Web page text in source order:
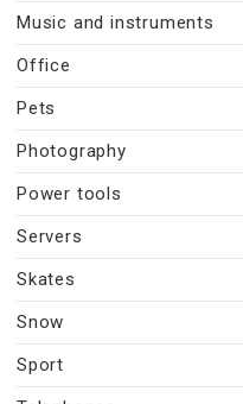
Music and instruments
Office
Pets
Photography
Power tools
Servers
Skates
Snow
Sport